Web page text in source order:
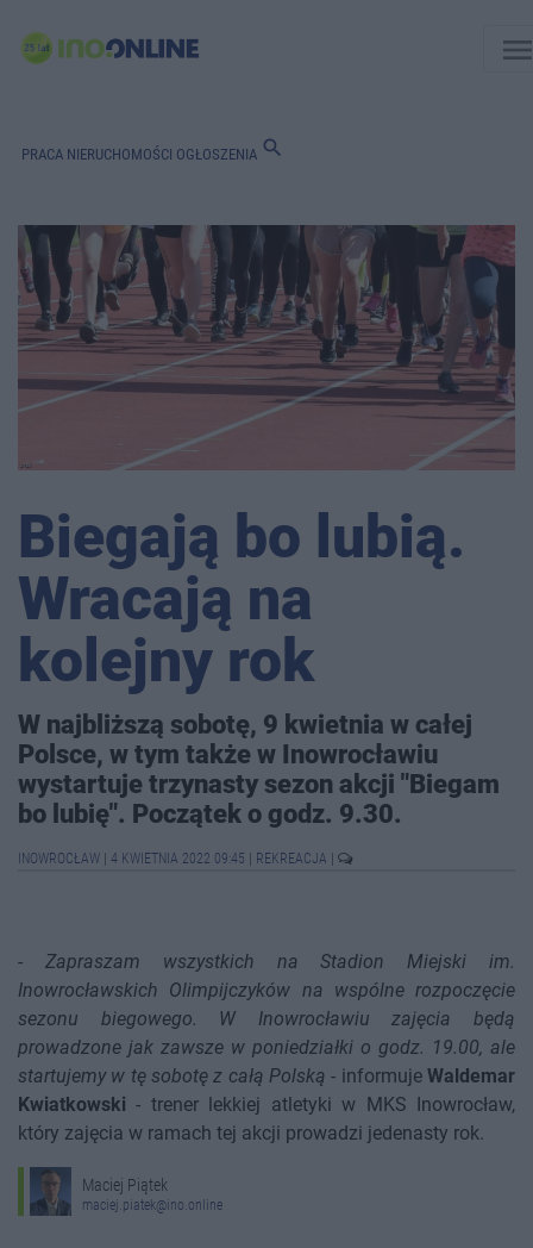
PRACA NIERUCHOMOŚCI OGŁOSZENIA search
Biegają bo lubią.
Wracają na
kolejny rok
W najbliższą sobotę, 9 kwietnia w całej
Polsce, w tym także w Inowrocławiu
wystartuje trzynasty sezon akcji "Biegam
bo lubię". Początek o godz. 9.30.
INOWROCŁAW 4 KWIETNIA 2022 09:45 REKREACJA
- Zapraszam wszystkich na Stadion Miejski im.
Inowrocławskich Olimpijczyków na wspólne rozpoczęcie
sezonu biegowego. W Inowrocławiu zajęcia będą
prowadzone jak zawsze w poniedziałki o godz. 19.00, ale
startujemy w tę sobotę z całą Polską - informuje Waldemar
Kwiatkowski - trener lekkiej atletyki w MKS Inowrocław,
który zajęcia w ramach tej akcji prowadzi jedenasty rok.
Maciej Piątek
maciej.piatek@ino.online